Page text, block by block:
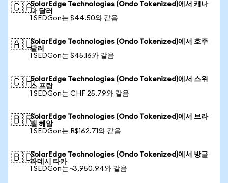
🇨🇦SolarEdge Technologies (Ondo Tokenized)에서 캐나
다 달러
1 SEDGon는 $44.50와 같음
🇦🇺SolarEdge Technologies (Ondo Tokenized)에서 호주
달러
1 SEDGon는 $45.16와 같음
🇨🇭SolarEdge Technologies (Ondo Tokenized)에서 스위
스 프랑
1 SEDGon는 CHF 25.79와 같음
🇧🇷SolarEdge Technologies (Ondo Tokenized)에서 브라
질 헤알
1 SEDGon는 R$162.71와 같음
🇧🇩SolarEdge Technologies (Ondo Tokenized)에서 방글
라데시 타카
1 SEDGon는 ৳3,950.94와 같음